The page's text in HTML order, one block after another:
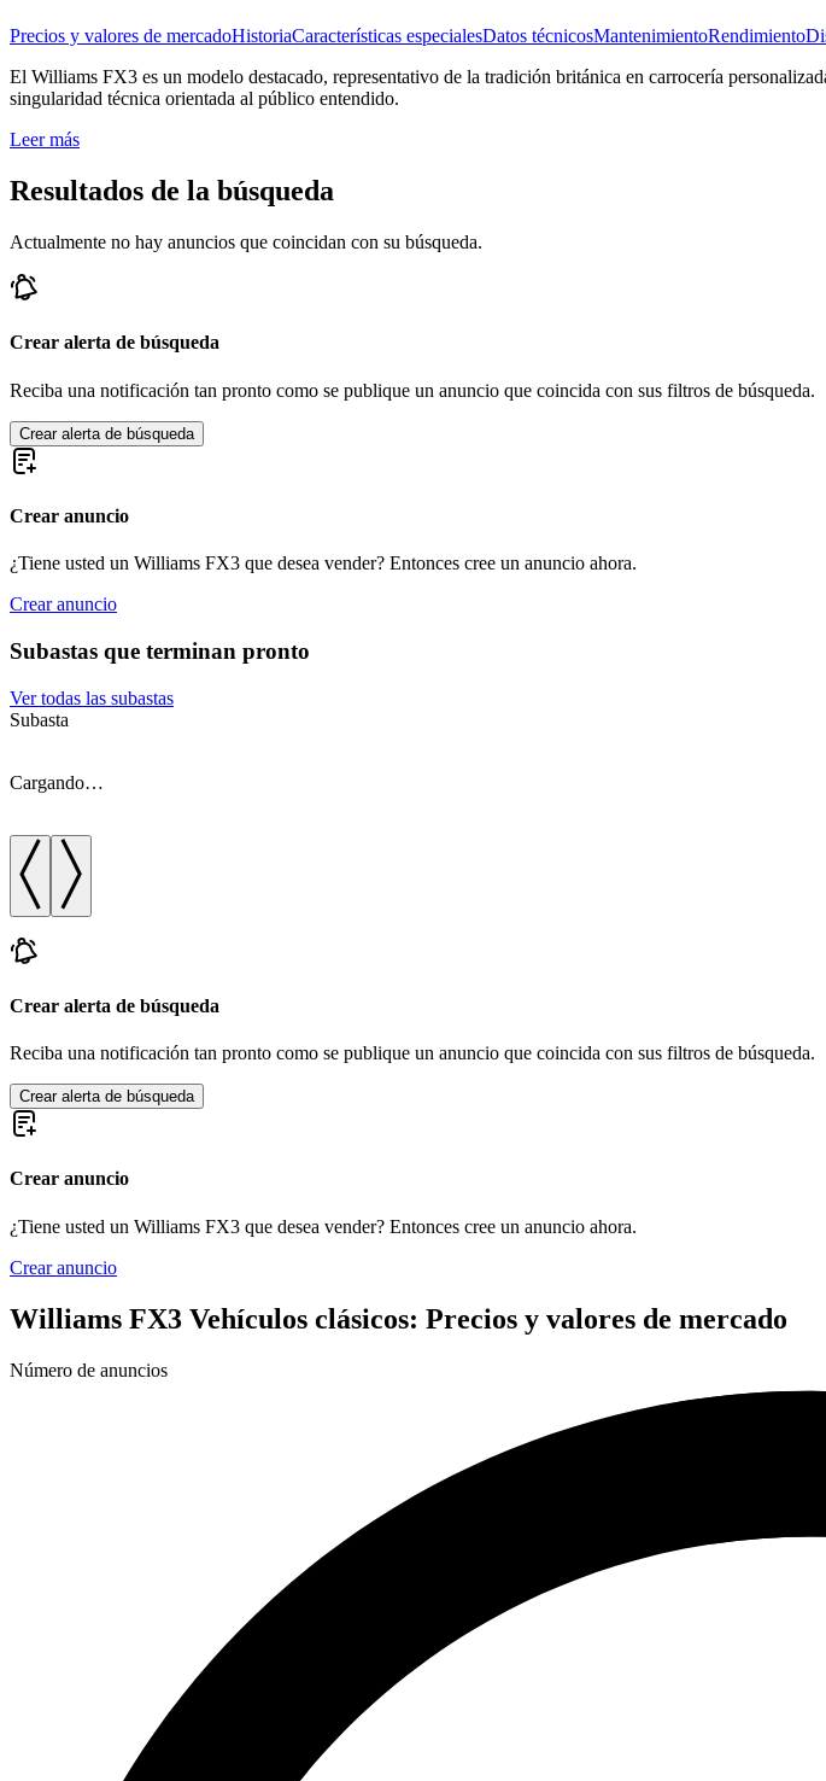
Precios y valores de mercadoHistoriaCaracterísticas especialesDatos técnicosMantenimientoRendimiento
El Williams FX3 es un modelo destacado, representativo de la tradición británica en carrocería
singularidad técnica orientada al público entendido.
Leer más
Resultados de la búsqueda
Actualmente no hay anuncios que coincidan con su búsqueda.
Crear alerta de búsqueda
Reciba una notificación tan pronto como se publique un anuncio que coincida con sus filtros de búsqueda.
Crear alerta de búsqueda
Crear anuncio
¿Tiene usted un Williams FX3 que desea vender? Entonces cree un anuncio ahora.
Crear anuncio
Subastas que terminan pronto
Ver todas las subastas
Subasta
Cargando…
Crear alerta de búsqueda
Reciba una notificación tan pronto como se publique un anuncio que coincida con sus filtros de búsqueda.
Crear alerta de búsqueda
Crear anuncio
¿Tiene usted un Williams FX3 que desea vender? Entonces cree un anuncio ahora.
Crear anuncio
Williams FX3 Vehículos clásicos: Precios y valores de mercado
Número de anuncios